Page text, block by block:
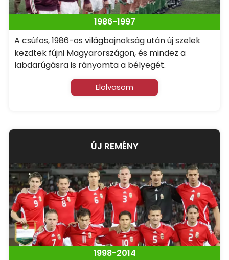
1986-1997
A csúfos, 1986-os világbajnokság után új szelek
kezdtek fújni Magyarországon, és mindez a
labdarúgásra is rányomta a bélyegét.
Elolvasom
ÚJ REMÉNY
1998-2014